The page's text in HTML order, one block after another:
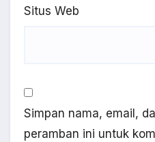
Situs Web
Simpan nama, email,
peramban ini untuk